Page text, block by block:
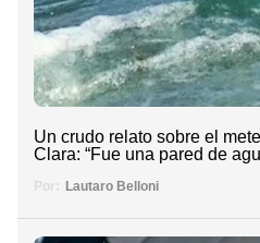
Un crudo relato sobre el
Clara: “Fue una pared de
Por: Lautaro Belloni